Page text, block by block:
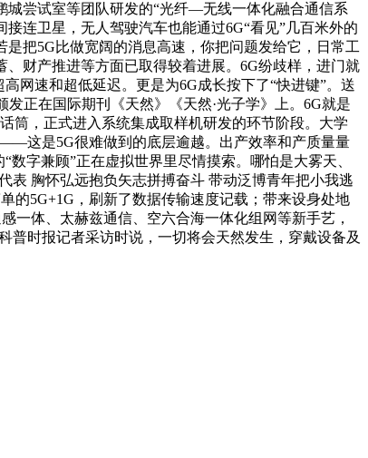
城尝试室等团队研发的“光纤—无线一体化融合通信系
连卫星，无人驾驶汽车也能通过6G“看见”几百米外的
把5G比做宽阔的消息高速，你把问题发给它，日常工
财产推进等方面已取得较着进展。6G纷歧样，进门就
网速和超低延迟。更是为6G成长按下了“快进键”。送
正在国际期刊《天然》《天然·光子学》上。6G就是
筒，正式进入系统集成取样机研发的环节阶段。大学
这是5G很难做到的底层逾越。出产效率和产质量量
字兼顾”正在虚拟世界里尽情摸索。哪怕是大雾天、
胸怀弘远抱负矢志拼搏奋斗 带动泛博青年把小我逃
的5G+1G，刷新了数据传输速度记载；带来设身处地
一体、太赫兹通信、空六合海一体化组网等新手艺，
普时报记者采访时说，一切将会天然发生，穿戴设备及